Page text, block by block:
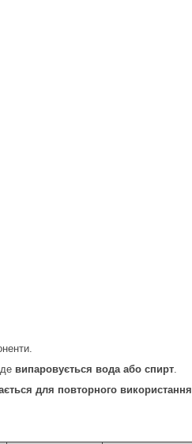
випаровується вода або спирт
для повторного використання